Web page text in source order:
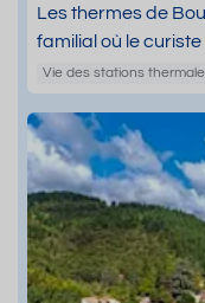
Les thermes de
familial où le
Vie des stations